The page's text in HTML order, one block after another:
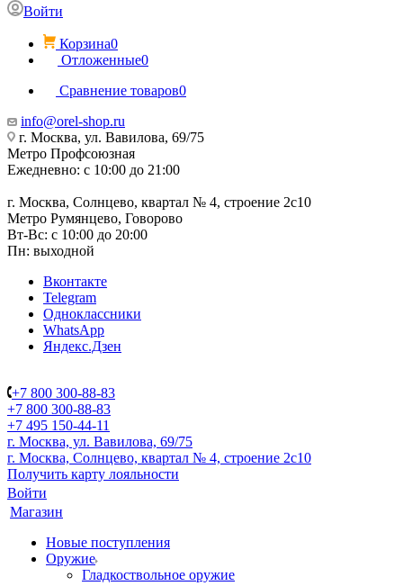
Войти
Корзина0
Отложенные0
Сравнение товаров0
info@orel-shop.ru
г. Москва, ул. Вавилова, 69/75
Метро Профсоюзная
Ежедневно: с 10:00 до 21:00
г. Москва, Солнцево, квартал № 4, строение 2с10
Метро Румянцево, Говорово
Вт-Вс: с 10:00 до 20:00
Пн: выходной
Вконтакте
Telegram
Одноклассники
WhatsApp
Яндекс.Дзен
+7 800 300-88-83
+7 800 300-88-83
+7 495 150-44-11
г. Москва, ул. Вавилова, 69/75
г. Москва, Солнцево, квартал № 4, строение 2с10
Получить карту лояльности
Войти
Магазин
Новые поступления
Оружие
Гладкоствольное оружие